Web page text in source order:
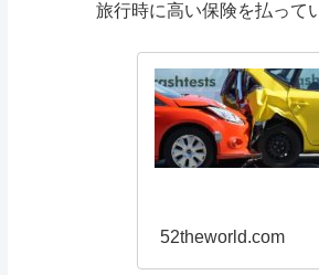
旅行時に高い保険を払って
52theworld.com